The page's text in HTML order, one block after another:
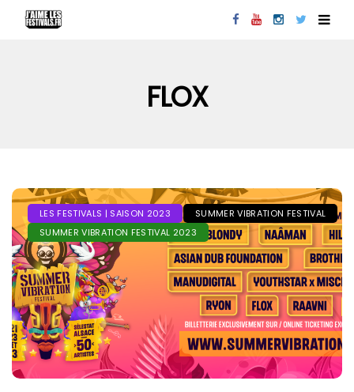
FLOX
LES FESTIVALS | SAISON 2023
SUMMER VIBRATION FESTIVAL
SUMMER VIBRATION FESTIVAL 2023